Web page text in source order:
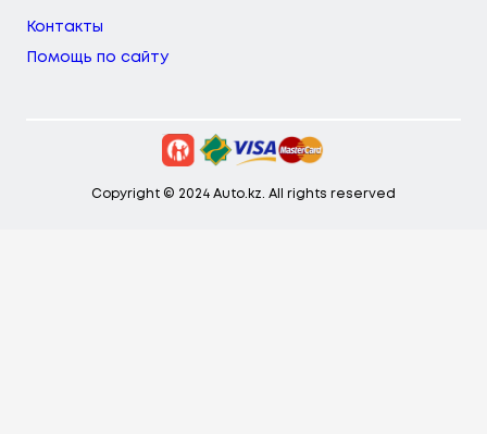
Контакты
Помощь по сайту
Copyright © 2024 Auto.kz. All rights reserved